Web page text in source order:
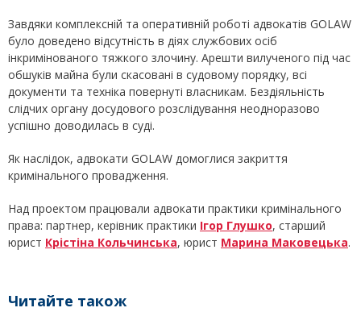
Завдяки комплексній та оперативній роботі адвокатів GOLAW
було доведено відсутність в діях службових осіб
інкримінованого тяжкого злочину. Арешти вилученого під час
обшуків майна були скасовані в судовому порядку, всі
документи та техніка повернуті власникам. Бездіяльність
слідчих органу досудового розслідування неодноразово
успішно доводилась в суді.
Як наслідок, адвокати GOLAW домоглися закриття
кримінального провадження.
Над проектом працювали адвокати практики кримінального
права: партнер, керівник практики Ігор Глушко, старший
юрист Крістіна Кольчинська, юрист Марина Маковецька.
Читайте також